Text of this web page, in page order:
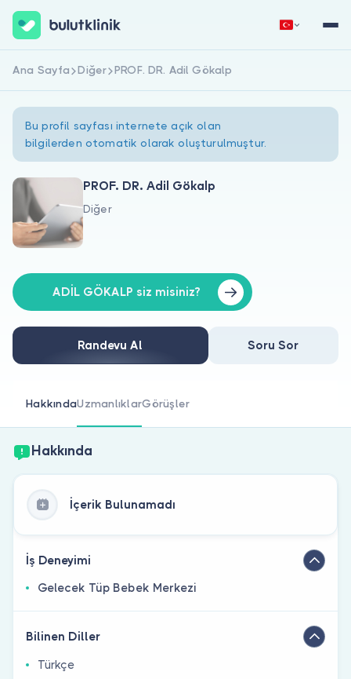
Hakkımızda
Doktorlar için
Doktor musunuz?
Hemen Kaydol Giriş Yap
Ana Sayfa Diğer PROF. DR. Adil Gökalp
Bu profil sayfası internete açık olan
bilgilerden otomatik olarak oluşturulmuştur.
PROF. DR. Adil Gökalp
Diğer
ADİL GÖKALP siz misiniz?
Randevu Al Soru Sor
HakkındaUzmanlıklarGörüşler
Hakkında
İçerik Bulunamadı
İş Deneyimi
Gelecek Tüp Bebek Merkezi
Bilinen Diller
Türkçe